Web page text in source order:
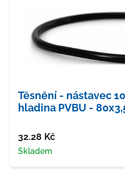
Těsnění - nástavec
hladina PVBU -
Cena
32.28 Kč
Dostupnost
Skladem